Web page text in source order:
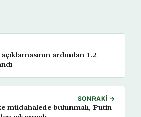
ardından 1.2
SONRAKI →
müdahalede bulunmalı, Putin